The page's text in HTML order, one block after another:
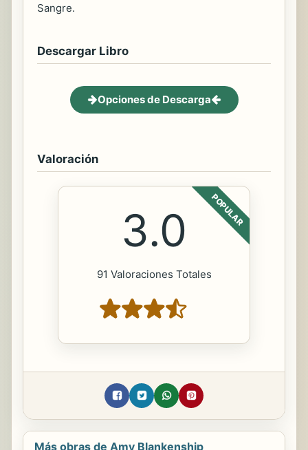
Sangre.
Descargar Libro
Opciones de Descarga
Valoración
POPULAR
3.0
91 Valoraciones Totales
Más obras de Amy Blankenship